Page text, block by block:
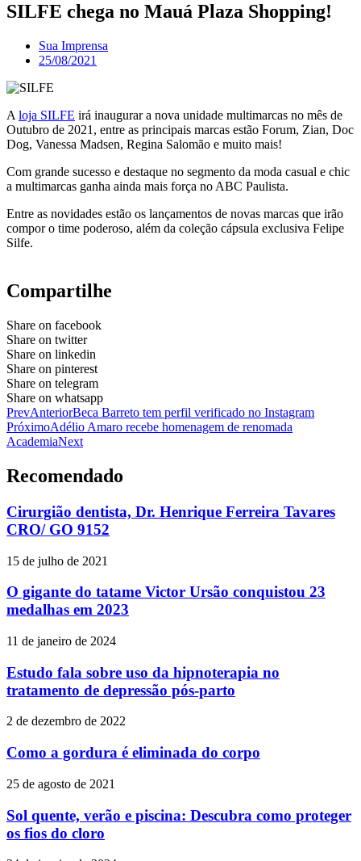
SILFE chega no Mauá Plaza Shopping!
Sua Imprensa
25/08/2021
A loja SILFE irá inaugurar a nova unidade multimarcas no mês de
Outubro de 2021, entre as principais marcas estão Forum, Zian, Doc
Dog, Vanessa Madsen, Regina Salomão e muito mais!
Com grande sucesso e destaque no segmento da moda casual e chic
a multimarcas ganha ainda mais força no ABC Paulista.
Entre as novidades estão os lançamentos de novas marcas que irão
compor o time poderoso, além da coleção cápsula exclusiva Felipe
Silfe.
Compartilhe
Share on facebook
Share on twitter
Share on linkedin
Share on pinterest
Share on telegram
Share on whatsapp
PrevAnteriorBeca Barreto tem perfil verificado no Instagram
PróximoAdélio Amaro recebe homenagem de renomada
AcademiaNext
Recomendado
Cirurgião dentista, Dr. Henrique Ferreira Tavares
CRO/ GO 9152
15 de julho de 2021
O gigante do tatame Victor Ursão conquistou 23
medalhas em 2023
11 de janeiro de 2024
Estudo fala sobre uso da hipnoterapia no
tratamento de depressão pós-parto
2 de dezembro de 2022
Como a gordura é eliminada do corpo
25 de agosto de 2021
Sol quente, verão e piscina: Descubra como proteger
os fios do cloro